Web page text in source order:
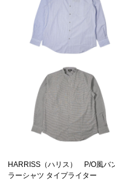
HARRISS（ハリス） P/O風バ
ラーシャツ タイプライター